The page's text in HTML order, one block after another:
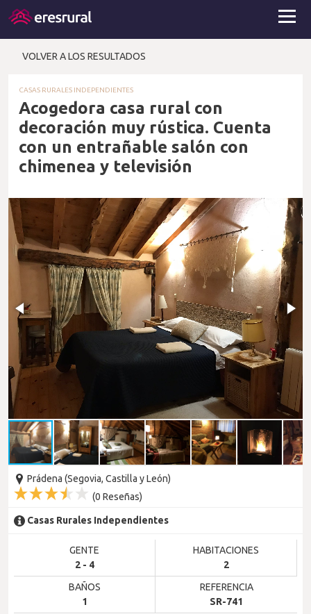
VOLVER A LOS RESULTADOS
CASAS RURALES INDEPENDIENTES
Acogedora casa rural con
decoración muy rústica. Cuenta
con un entrañable salón con
chimenea y televisión
Prádena (Segovia, Castilla y León)
(0 Reseñas)
Casas Rurales Independientes
GENTE
2 - 4
HABITACIONES
2
BAÑOS
1
REFERENCIA
SR-741